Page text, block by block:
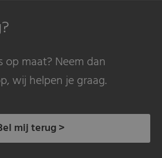
op maat? Neem dan
wij helpen je graag.
mij terug >